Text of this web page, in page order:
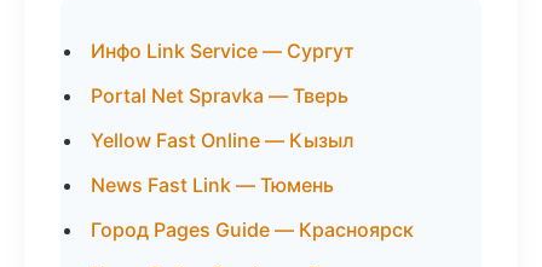
Инфо Link Service — Сургут
Portal Net Spravka — Тверь
Yellow Fast Online — Кызыл
News Fast Link — Тюмень
Город Pages Guide — Красноярск